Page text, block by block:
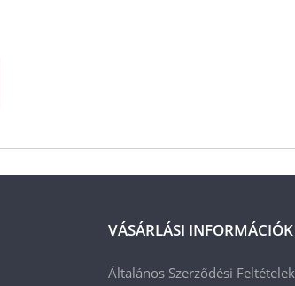
VÁSÁRLÁSI INFORMÁCIÓK
Általános Szerződési Feltételek